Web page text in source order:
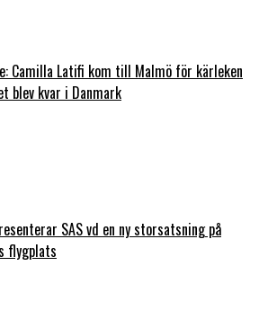
Camilla Latifi kom till Malmö för kärleken
blev kvar i Danmark
SAS vd en ny storsatsning på
flygplats